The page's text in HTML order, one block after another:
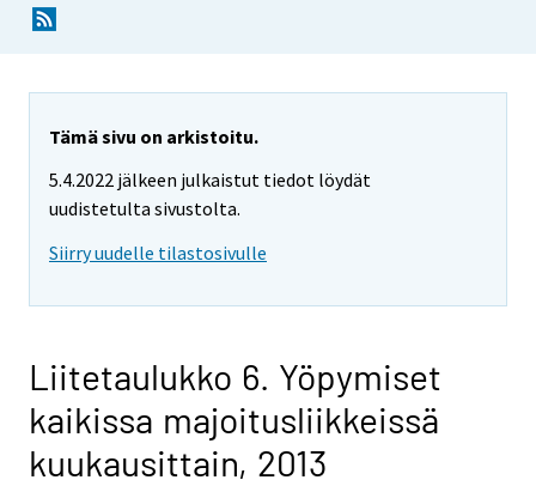
Tämä sivu on arkistoitu.
5.4.2022 jälkeen julkaistut tiedot löydät
uudistetulta sivustolta.
Siirry uudelle tilastosivulle
Liitetaulukko 6. Yöpymiset
kaikissa majoitusliikkeissä
kuukausittain, 2013